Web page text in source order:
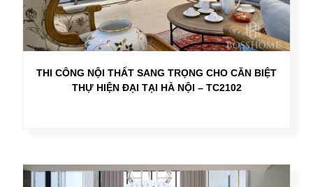
THI CÔNG NỘI THẤT SANG TRỌNG CHO CĂN BIỆT
THỰ HIỆN ĐẠI TẠI HÀ NỘI – TC2102